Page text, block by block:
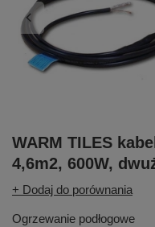
WARM TILES
4,6m2, 600W,
+ Dodaj do porównania
Ogrzewanie podłogowe